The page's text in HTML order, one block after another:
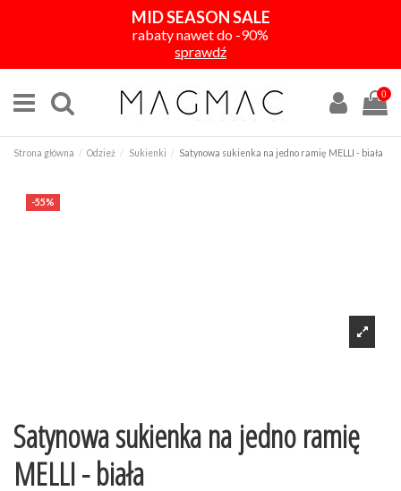
MID SEASON SALE
rabaty nawet do -90%
sprawdź
0
Strona główna Odzież Sukienki Satynowa sukienka na jedno ramię MELLI - biała
-55%
Satynowa sukienka na jedno ramię
MELLI - biała